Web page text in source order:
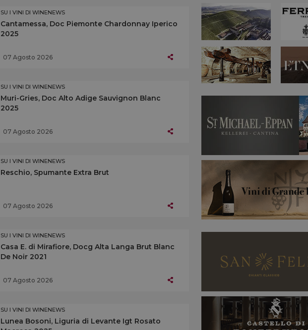
SU I VINI DI WINENEWS
Cantamessa, Doc Piemonte Chardonnay Iperico
2025
07 Agosto 2026
SU I VINI DI WINENEWS
Muri-Gries, Doc Alto Adige Sauvignon Blanc
2025
07 Agosto 2026
SU I VINI DI WINENEWS
Reschio, Spumante Extra Brut
07 Agosto 2026
SU I VINI DI WINENEWS
Casa E. di Mirafiore, Docg Alta Langa Brut Blanc
De Noir 2021
07 Agosto 2026
SU I VINI DI WINENEWS
Lunea Bosoni, Liguria di Levante Igt Rosato